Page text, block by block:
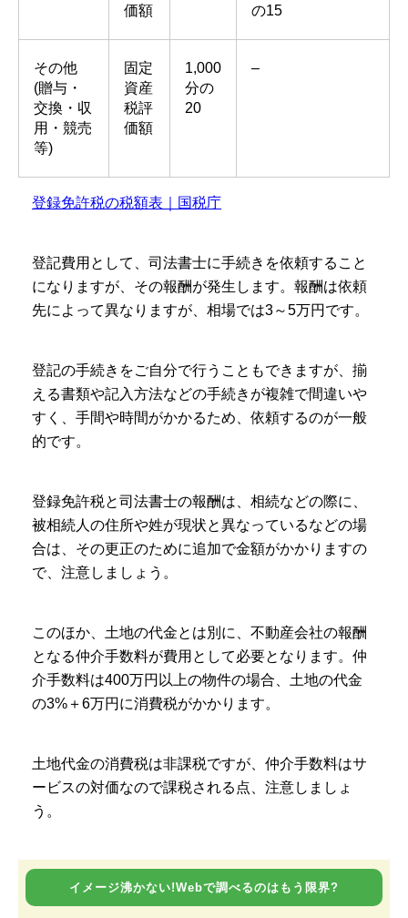
価額
の15
その他
(贈与・
交換・収
用・競売
等)
固定
資産
税評
価額
1,000
分の
20
–
登録免許税の税額表｜国税庁
登記費用として、司法書士に手続きを依頼すること
になりますが、その報酬が発生します。報酬は依頼
先によって異なりますが、相場では3～5万円です。
登記の手続きをご自分で行うこともできますが、揃
える書類や記入方法などの手続きが複雑で間違いや
すく、手間や時間がかかるため、依頼するのが一般
的です。
登録免許税と司法書士の報酬は、相続などの際に、
被相続人の住所や姓が現状と異なっているなどの場
合は、その更正のために追加で金額がかかりますの
で、注意しましょう。
このほか、土地の代金とは別に、不動産会社の報酬
となる仲介手数料が費用として必要となります。仲
介手数料は400万円以上の物件の場合、土地の代金
の3%＋6万円に消費税がかかります。
土地代金の消費税は非課税ですが、仲介手数料はサ
ービスの対価なので課税される点、注意しましょ
う。
イメージ沸かない!Webで調べるのはもう限界?